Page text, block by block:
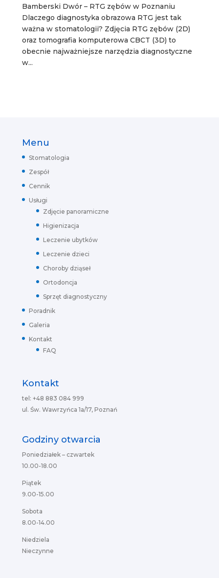
Bamberski Dwór – RTG zębów w Poznaniu
Dlaczego diagnostyka obrazowa RTG jest tak
ważna w stomatologii? Zdjęcia RTG zębów (2D)
oraz tomografia komputerowa CBCT (3D) to
obecnie najważniejsze narzędzia diagnostyczne
w...
Menu
Stomatologia
Zespół
Cennik
Usługi
Zdjęcie panoramiczne
Higienizacja
Leczenie ubytków
Leczenie dzieci
Choroby dziąseł
Ortodoncja
Sprzęt diagnostyczny
Poradnik
Galeria
Kontakt
FAQ
Kontakt
tel: +48 883 084 999
ul. Św. Wawrzyńca 1a/17, Poznań
Godziny otwarcia
Poniedziałek – czwartek
10.00-18.00
Piątek
9.00-15.00
Sobota
8.00-14.00
Niedziela
Nieczynne